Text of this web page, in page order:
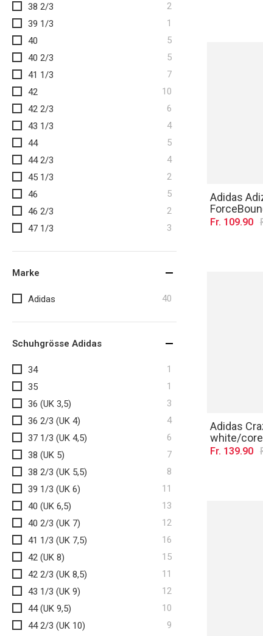
Adidas
Fr. 109.90
Adidas
white/
Fr. 139.90
38 2/3
2
39 1/3
1
40
5Artikel
40 2/3
5Artikel
41 1/3
7Artikel
42
10
42 2/3
6
43 1/3
4Artikel
44
5Artikel
44 2/3
4Artikel
45 1/3
2
46
5Artikel
46 2/3
2
47 1/3
3
Marke
Adidas 40
Schuhgrösse Adidas
34 1
35
1
36 (UK 3,5)
3
36 2/3 (UK 4)
4Artikel
37 1/3 (UK 4,5)
6
38 (UK 5)
7Artikel
38 2/3 (UK 5,5)
8
39 1/3 (UK 6)
11
40 (UK 6,5)
13
40 2/3 (UK 7)
12
41 1/3 (UK 7,5)
16
42 (UK 8)
15Artikel
42 2/3 (UK 8,5)
11
43 1/3 (UK 9)
12
44 (UK 9,5)
10
44 2/3 (UK 10)
9